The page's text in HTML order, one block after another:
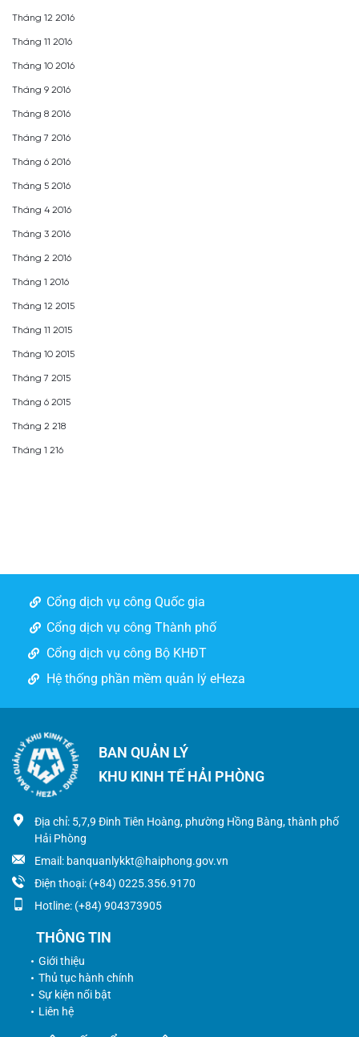
Tháng 12 2016
Tháng 11 2016
Tháng 10 2016
Tháng 9 2016
Tháng 8 2016
Tháng 7 2016
Tháng 6 2016
Tháng 5 2016
Tháng 4 2016
Tháng 3 2016
Tháng 2 2016
Tháng 1 2016
Tháng 12 2015
Tháng 11 2015
Tháng 10 2015
Tháng 7 2015
Tháng 6 2015
Tháng 2 218
Tháng 1 216
Cổng dịch vụ công Quốc gia
Cổng dịch vụ công Thành phố
Cổng dịch vụ công Bộ KHĐT
Hệ thống phần mềm quản lý eHeza
BAN QUẢN LÝ
KHU KINH TẾ HẢI PHÒNG
Địa chỉ: 5,7,9 Đinh Tiên Hoàng, phường Hồng Bàng, thành phố
Hải Phòng
Email: banquanlykkt@haiphong.gov.vn
Điện thoại: (+84) 0225.356.9170
Hotline: (+84) 904373905
THÔNG TIN
Giới thiệu
Thủ tục hành chính
Sự kiện nổi bật
Liên hệ